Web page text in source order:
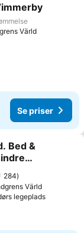
Värld
Se priser
Bed &
284
Värld
legepladsSe